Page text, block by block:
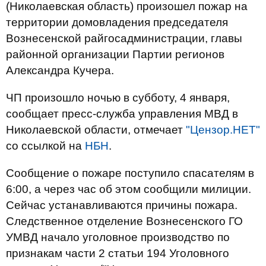
(Николаевская область) произошел пожар на
территории домовладения председателя
Вознесенской райгосадминистрации, главы
районной организации Партии регионов
Александра Кучера.
ЧП произошло ночью в субботу, 4 января,
сообщает пресс-служба управления МВД в
Николаевской области, отмечает "Цензор.НЕТ"
со ссылкой на НБН.
Сообщение о пожаре поступило спасателям в
6:00, а через час об этом сообщили милиции.
Сейчас устанавливаются причины пожара.
Следственное отделение Вознесенского ГО
УМВД начало уголовное производство по
признакам части 2 статьи 194 Уголовного